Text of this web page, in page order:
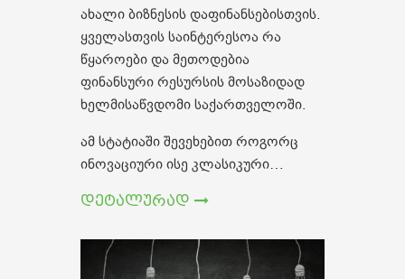
ახალი ბიზნესის დაფინანსებისთვის.
ყველასთვის საინტერესოა რა
წყაროები და მეთოდებია
ფინანსური რესურსის მოსაზიდად
ხელმისაწვდომი საქართველოში.
ამ სტატიაში შევეხებით როგორც
ინოვაციური ისე კლასიკური…
დეტალურად